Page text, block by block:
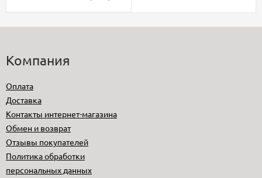
Компания
Оплата
Доставка
Контакты интернет-магазина
Обмен и возврат
Отзывы покупателей
Политика обработки
персональных данных